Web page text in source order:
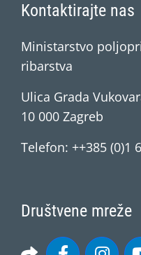
Kontaktirajte nas
Ministarstvo
ribarstva
Ulica Grada
10 000 Zagreb
Telefon: ++385 (0)1
Društvene mreže